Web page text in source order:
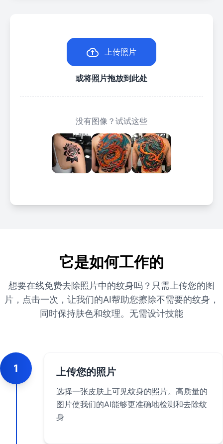
上传照片
或将照片拖放到此处
没有图像？试试这些
它是如何工作的
想要在线免费去除照片中的纹身吗？只需上传您的图
片，点击一次，让我们的AI帮助您擦除不需要的纹身，
同时保持肤色和纹理。无需设计技能
1 上传您的照片
选择一张皮肤上可见纹身的照片。高质量的
图片使我们的AI能够更准确地检测和去除纹
身